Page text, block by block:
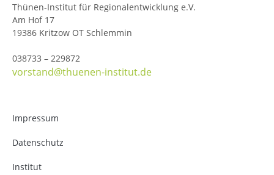
Thünen-Institut für Regionalentwicklung e.V.
Am Hof 17
19386 Kritzow OT Schlemmin
038733 – 229872
vorstand@thuenen-institut.de
Impressum
Datenschutz
Institut